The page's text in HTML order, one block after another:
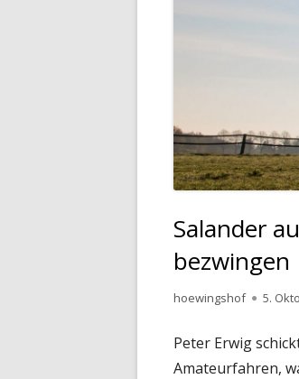
Salander
bezwingen
Autor
hoewingshof 5.
Peter Erwig
Amateurfahren,